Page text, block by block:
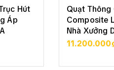
Hút
Áp
Quạt Thông
Composite
Nhà Xưởng
XEM CHI